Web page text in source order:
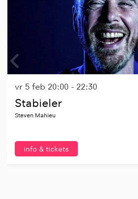
Stabieler
Steven Mahieu
vr 5 feb 20:00 - 22:30
info & tickets